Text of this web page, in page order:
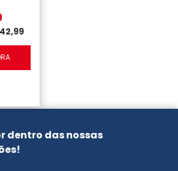
42,99
dentro das nossas